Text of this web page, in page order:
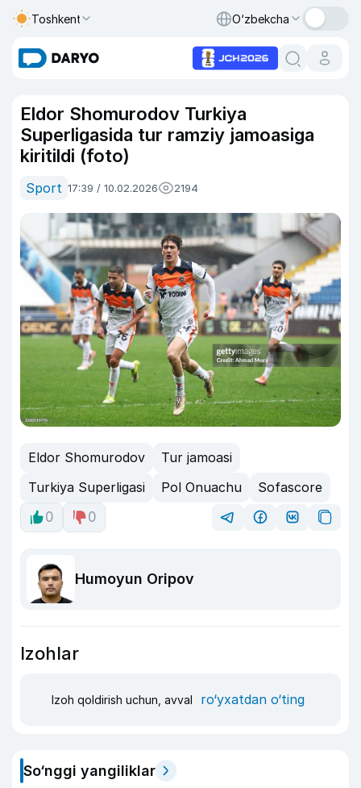
Toshkent O‘zbekcha
Eldor Shomurodov Turkiya
Superligasida tur ramziy jamoasiga
kiritildi (foto)
Sport 17:39 / 10.02.2026 2194
Eldor Shomurodov
Tur jamoasi
Turkiya Superligasi
Pol Onuachu
Sofascore
0
0
Humoyun Oripov
Izohlar
Izoh qoldirish uchun, avval ro‘yxatdan o‘ting
So‘nggi yangiliklar